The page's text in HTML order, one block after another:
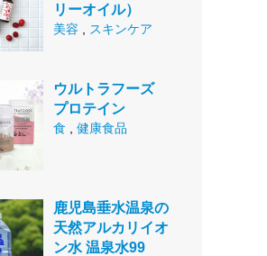
リーオイル）
美容 スキンケア
ウルトラフーズ
プロテイン
食 健康食品
鹿児島垂水温泉の
天然アルカリイオ
ン水 温泉水99